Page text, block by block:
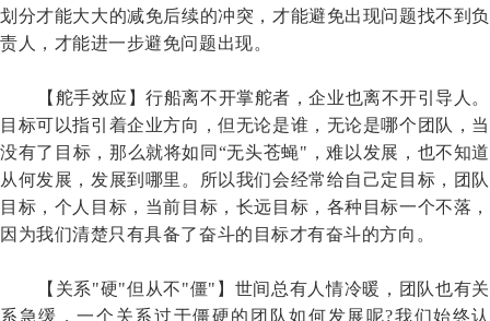
划分才能大大的减免后续的冲突，才能避免出现问题找不到负
责人，才能进一步避免问题出现。
【舵手效应】行船离不开掌舵者，企业也离不开引导人。
目标可以指引着企业方向，但无论是谁，无论是哪个团队，当
没有了目标，那么就将如同 “无头苍蝇"，难以发展，也不知道
从何发展，发展到哪里。所以我们会经常给自己定目标，团队
目标，个人目标，当前目标，长远目标，各种目标一个不落，
因为我们清楚只有具备了奋斗的目标才有奋斗的方向。
【关系"硬"但从不"僵"】世间总有人情冷暖，团队也有关
系急缓，一个关系过于僵硬的团队如何发展呢?我们始终认